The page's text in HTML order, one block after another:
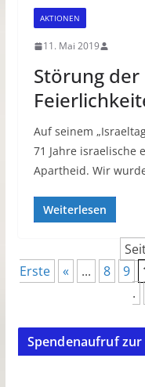
AKTIONEN
11. Mai 2019
Störung der
Auf seinem
71 Jahre israelische
Apartheid. Wir
Weiterlesen
Erste
« ... 8 9
.
Spendenaufruf zur